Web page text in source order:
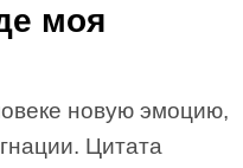
моя
новую эмоцию,
Цитата